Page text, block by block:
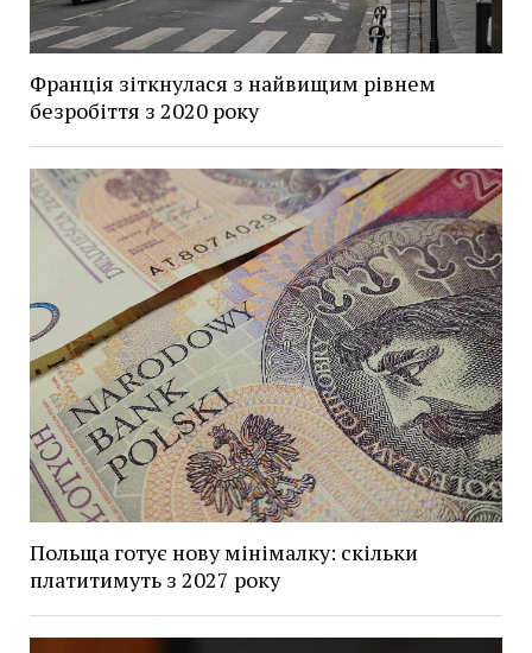
Франція зіткнулася з найвищим рівнем
безробіття з 2020 року
Польща готує нову мінімалку: скільки
платитимуть з 2027 року